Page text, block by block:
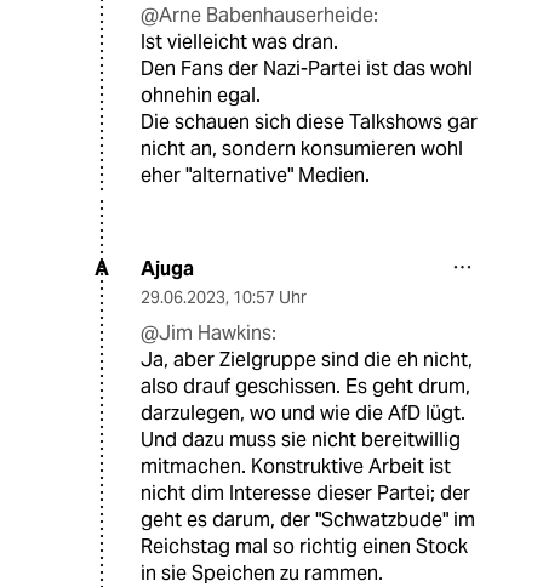
@Arne Babenhauserheide:
Ist vielleicht was dran.
Den Fans der Nazi-Partei ist das wohl
ohnehin egal.
Die schauen sich diese Talkshows gar
nicht an, sondern konsumieren wohl
eher "alternative" Medien.
A Ajuga
29.06.2023, 10:57 Uhr
@Jim Hawkins:
Ja, aber Zielgruppe sind die eh nicht,
also drauf geschissen. Es geht drum,
darzulegen, wo und wie die AfD lügt.
Und dazu muss sie nicht bereitwillig
mitmachen. Konstruktive Arbeit ist
nicht dim Interesse dieser Partei; der
geht es darum, der "Schwatzbude" im
Reichstag mal so richtig einen Stock
in sie Speichen zu rammen.